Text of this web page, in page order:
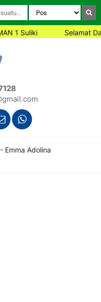
1 Suliki Selamat
Emma Adolina